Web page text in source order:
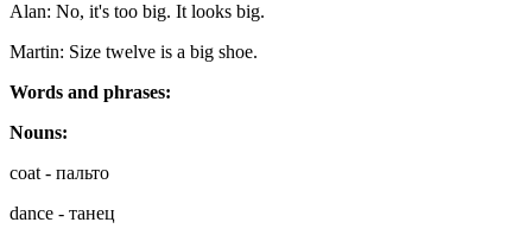
Alan: No, it's too big. It looks big.
Martin: Size twelve is a big shoe.
Words and phrases:
Nouns:
coat - пальто
dance - танец